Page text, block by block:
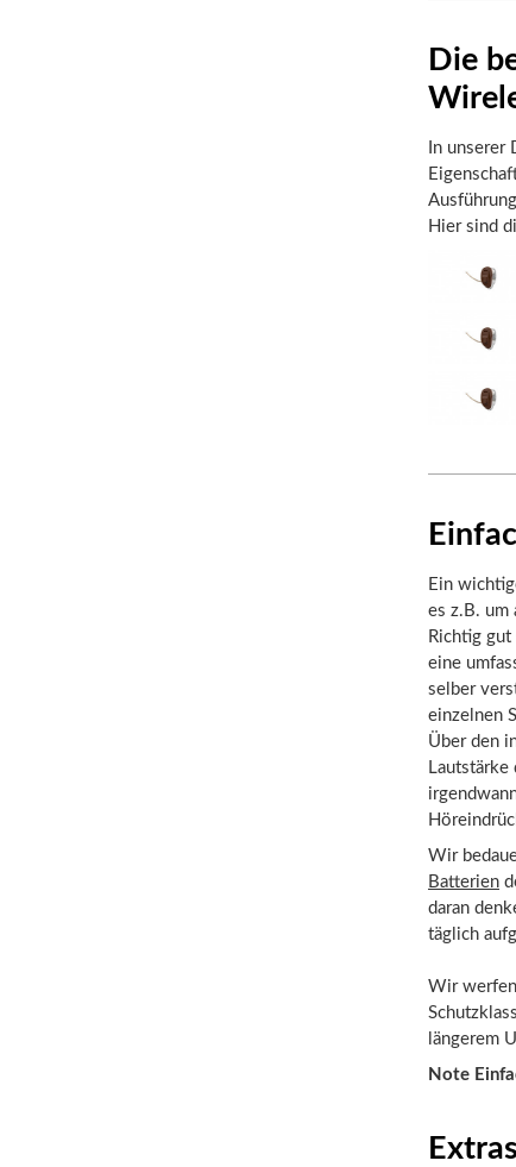
Die
In unserer
Hier sind
Ein
es z.B. um
Richtig
eine
selber
einzelnen
Über den
Wir
Batterien
daran
täglich
Wir
längerem
Note
Extras